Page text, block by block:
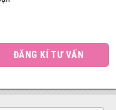
ĐĂNG KÍ TƯ VẤN